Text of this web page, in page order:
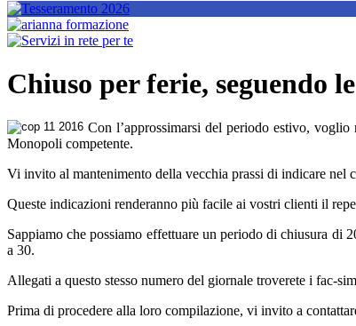
Chiuso per ferie, seguendo
Con l’approssimarsi del periodo estivo,
Monopoli competente.
Vi invito al mantenimento della vecchia prassi di indicare nel
Queste indicazioni renderanno più facile ai vostri clienti il
Sappiamo che possiamo effettuare un periodo di chiusura
a 30.
Allegati a questo stesso numero del giornale troverete i fac-
Prima di procedere alla loro compilazione, vi invito a